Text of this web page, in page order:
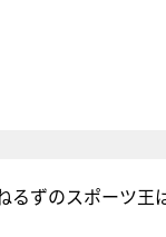
るずのスポーツ